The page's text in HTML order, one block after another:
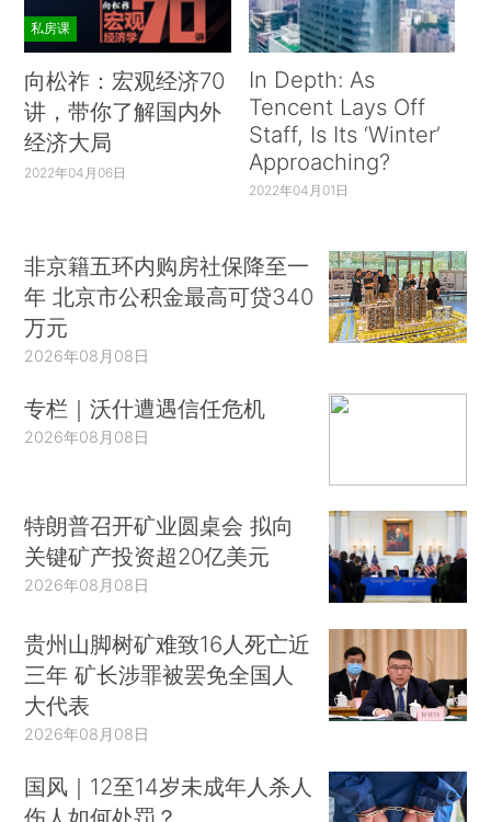
私房课
向松祚：宏观经济70
讲，带你了解国内外
经济大局
2022年04月06日
In Depth: As
Tencent Lays Off
Staff, Is Its ‘Winter’
Approaching?
2022年04月01日
非京籍五环内购房社保降至一
年 北京市公积金最高可贷340
万元
2026年08月08日
专栏｜沃什遭遇信任危机
2026年08月08日
特朗普召开矿业圆桌会 拟向
关键矿产投资超20亿美元
2026年08月08日
贵州山脚树矿难致16人死亡近
三年 矿长涉罪被罢免全国人
大代表
2026年08月08日
国风｜12至14岁未成年人杀人